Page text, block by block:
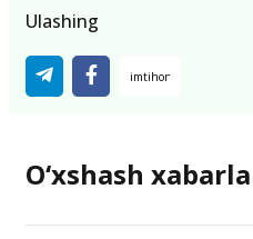
Ulashing
O‘xshash